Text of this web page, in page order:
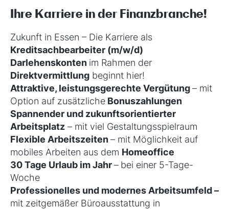
Ihre Karriere in der Finanzbranche!
Zukunft in Essen – Die Karriere als
Kreditsachbearbeiter (m/w/d)
Darlehenskonten im Rahmen der
Direktvermittlung beginnt hier!
Attraktive, leistungsgerechte Vergütung– mit
Option auf zusätzliche Bonuszahlungen
Spannender und zukunftsorientierter
Arbeitsplatz – mit viel Gestaltungsspielraum
Flexible Arbeitszeiten– mit Möglichkeit auf
mobiles Arbeiten aus dem Homeoffice
30 Tage Urlaub im Jahr– bei einer 5-Tage-
Woche
Professionelles und modernes Arbeitsumfeld–
mit zeitgemäßer Büroausstattung in